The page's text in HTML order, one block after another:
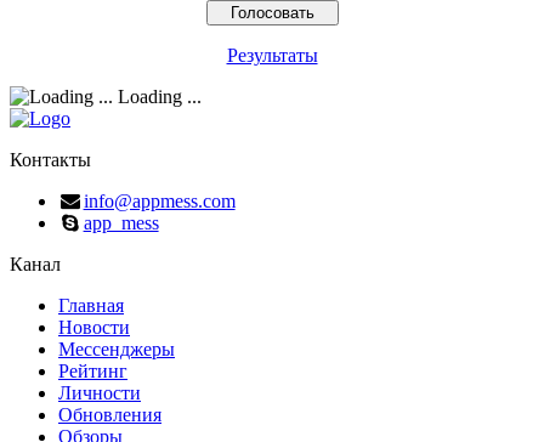
Результаты
Loading ...
Контакты
info@appmess.com
app_mess
Канал
Главная
Новости
Мессенджеры
Рейтинг
Личности
Обновления
Обзоры